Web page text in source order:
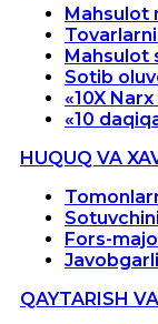
Mahsulot
Mahsulot
Sotib
«10X
«10
HUQUQ VA
Fors-
QAYTARISH